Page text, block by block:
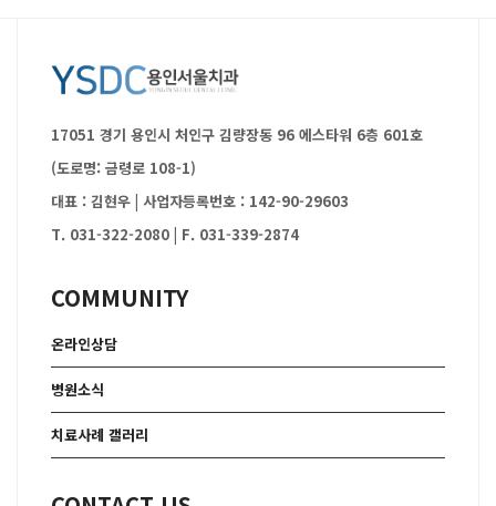
17051 경기 용인시 처인구 김량장동 96 에스타워 6층 601호
(도로명: 금령로 108-1)
대표 : 김현우 | 사업자등록번호 : 142-90-29603
T. 031-322-2080 | F. 031-339-2874
COMMUNITY
온라인상담
병원소식
치료사례 갤러리